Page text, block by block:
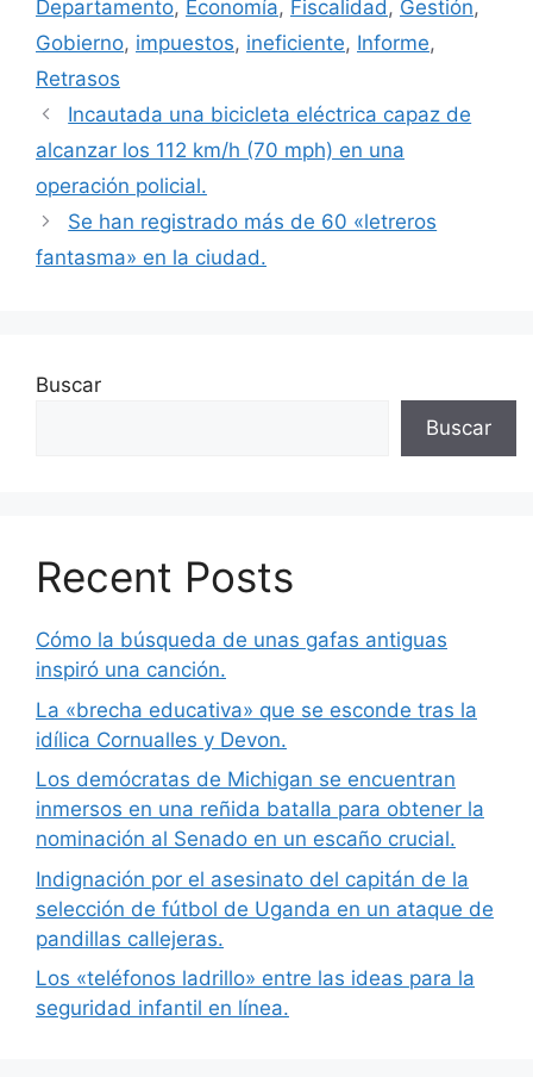
Departamento, Economía, Fiscalidad, Gestión,
Gobierno, impuestos, ineficiente, Informe,
Retrasos
Incautada una bicicleta eléctrica capaz de
alcanzar los 112 km/h (70 mph) en una
operación policial.
Se han registrado más de 60 «letreros
fantasma» en la ciudad.
Buscar
Buscar
Recent Posts
Cómo la búsqueda de unas gafas antiguas
inspiró una canción.
La «brecha educativa» que se esconde tras la
idílica Cornualles y Devon.
Los demócratas de Michigan se encuentran
inmersos en una reñida batalla para obtener la
nominación al Senado en un escaño crucial.
Indignación por el asesinato del capitán de la
selección de fútbol de Uganda en un ataque de
pandillas callejeras.
Los «teléfonos ladrillo» entre las ideas para la
seguridad infantil en línea.